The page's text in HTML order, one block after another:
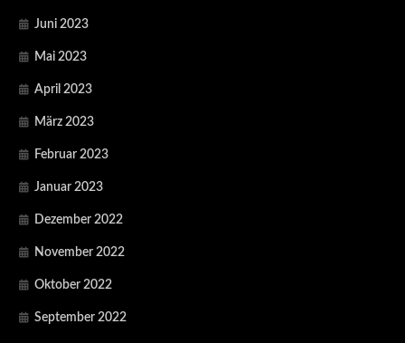
Juni 2023
Mai 2023
April 2023
März 2023
Februar 2023
Januar 2023
Dezember 2022
November 2022
Oktober 2022
September 2022